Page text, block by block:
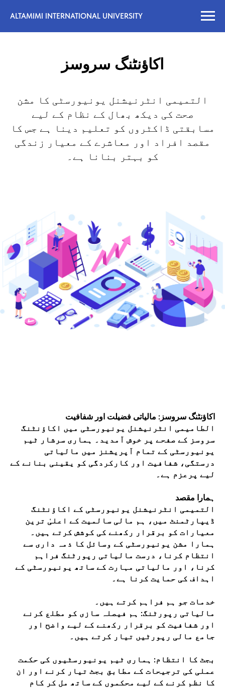
ALTAMIMI INTERNATIONAL UNIVERSITY
اکاؤنٹنگ سروسز
التمیمی انٹرنیشنل یونیورسٹی کا مشن
صحت کی دیکھ بھال کے نظام کے لیے
مسابقتی ڈاکٹروں کو تعلیم دینا ہے جس کا
مقصد افراد اور معاشرے کے معیار زندگی
کو بہتر بنانا ہے۔
اکاؤنٹنگ سروسز: مالیاتی فضیلت اور شفافیت
الطامیمی انٹرنیشنل یونیورسٹی میں اکاؤنٹنگ
سروسز کے صفحے پر خوش آمدید۔ ہماری سرشار ٹیم
یونیورسٹی کے تمام آپریشنز میں مالیاتی
درستگی، شفافیت اور کارکردگی کو یقینی بنانے کے
لیے پرعزم ہے۔
ہمارا مقصد
التمیمی انٹرنیشنل یونیورسٹی کے اکاؤنٹنگ
ڈیپارٹمنٹ میں، ہم مالی سالمیت کے اعلیٰ ترین
معیارات کو برقرار رکھنے کی کوشش کرتے ہیں۔
ہمارا مشن یونیورسٹی کے وسائل کا ذمہ داری سے
انتظام کرنا، درست مالیاتی رپورٹنگ فراہم
کرنا، اور مالیاتی مہارت کے ساتھ یونیورسٹی کے
اہداف کی حمایت کرنا ہے۔
خدمات جو ہم فراہم کرتے ہیں۔
مالیاتی رپورٹنگ: ہم فیصلہ سازی کو مطلع کرنے
اور شفافیت کو برقرار رکھنے کے لیے واضح اور
جامع مالی رپورٹیں تیار کرتے ہیں۔
بجٹ کا انتظام: ہماری ٹیم یونیورسٹیوں کی حکمت
عملی کی ترجیحات کے مطابق بجٹ تیار کرنے اور ان
کا نظم کرنے کے لیے محکموں کے ساتھ مل کر کام